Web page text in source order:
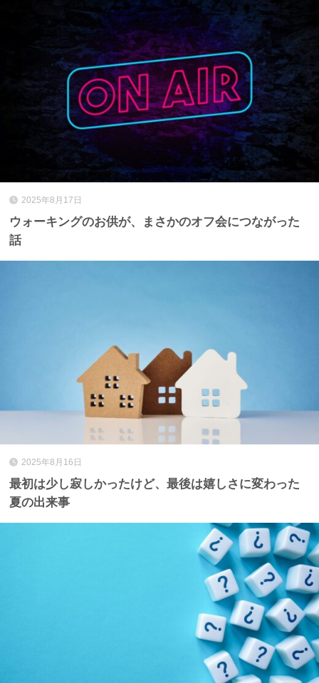
2025年8月17日
ウォーキングのお供が、まさかのオフ会につながった
話
2025年8月16日
最初は少し寂しかったけど、最後は嬉しさに変わった
夏の出来事